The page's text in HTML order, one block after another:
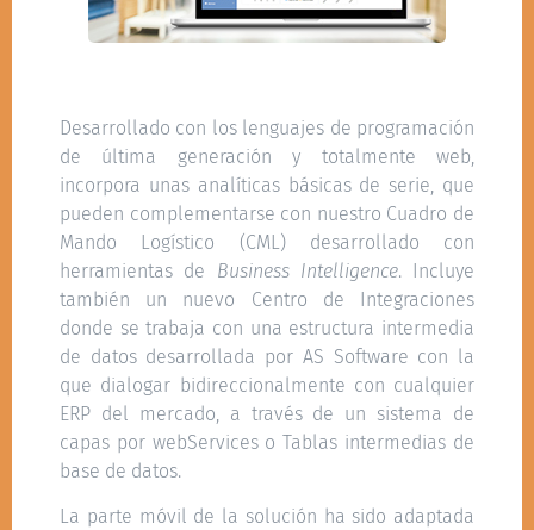
Desarrollado con los lenguajes de programación
de última generación y totalmente web,
incorpora unas analíticas básicas de serie, que
pueden complementarse con nuestro Cuadro de
Mando Logístico (CML) desarrollado con
herramientas de Business Intelligence. Incluye
también un nuevo Centro de Integraciones
donde se trabaja con una estructura intermedia
de datos desarrollada por AS Software con la
que dialogar bidireccionalmente con cualquier
ERP del mercado, a través de un sistema de
capas por webServices o Tablas intermedias de
base de datos.
La parte móvil de la solución ha sido adaptada